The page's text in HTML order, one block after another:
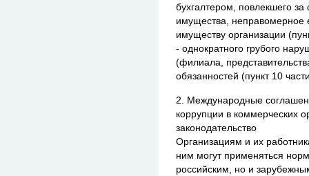
бухгалтером, повлекшего
имущества, неправомерное
имуществу организации
- однократного грубого
(филиала,
обязанностей (пункт 10
2. Международные
коррупции в коммерческих
законодательство
Организациям и их
ним могут применяться
российским, но и